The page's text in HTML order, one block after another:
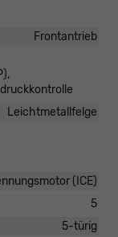
Frontantrieb
Leichtmetallfelge
(ICE)
5
5-türig